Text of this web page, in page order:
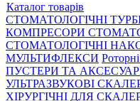
Каталог товарів
СТОМАТОЛОГІЧНІ
КОМПРЕСОРИ
СТОМАТОЛОГІЧНІ
МУЛЬТИФЛЕКСИ
ПУСТЕРИ ТА
УЛЬТРАЗВУКОВІ
ХІРУРГІЧНІ ДЛЯ